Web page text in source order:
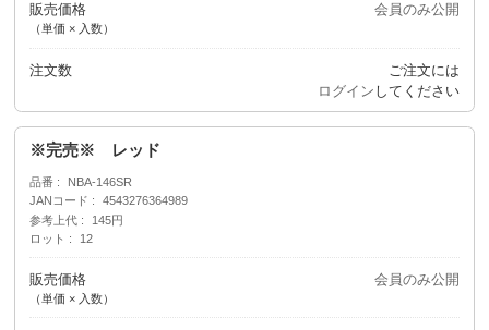
販売価格
（単価 × 入数）
会員のみ公開
注文数
ご注文には
ログイン してください
※完売※ レッド
品番
NBA-146SR
JANコード
4543276364989
参考上代
145円
ロット
12
販売価格
（単価 × 入数）
会員のみ公開